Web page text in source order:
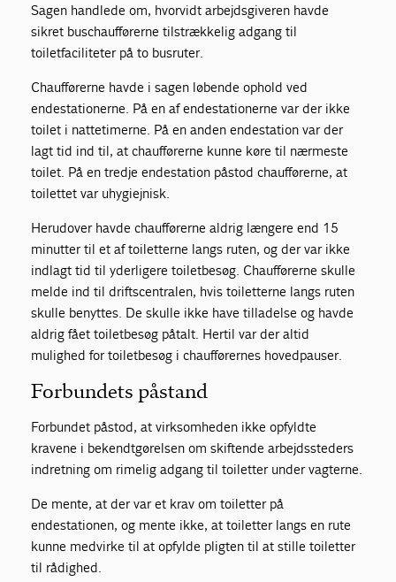
Sagen handlede om, hvorvidt arbejdsgiveren havde
sikret buschaufførerne tilstrækkelig adgang til
toiletfaciliteter på to busruter.
Chaufførerne havde i sagen løbende ophold ved
endestationerne. På en af endestationerne var der ikke
toilet i nattetimerne. På en anden endestation var der
lagt tid ind til, at chaufførerne kunne køre til nærmeste
toilet. På en tredje endestation påstod chaufførerne, at
toilettet var uhygiejnisk.
Herudover havde chaufførerne aldrig længere end 15
minutter til et af toiletterne langs ruten, og der var ikke
indlagt tid til yderligere toiletbesøg. Chaufførerne skulle
melde ind til driftscentralen, hvis toiletterne langs ruten
skulle benyttes. De skulle ikke have tilladelse og havde
aldrig fået toiletbesøg påtalt. Hertil var der altid
mulighed for toiletbesøg i chaufførernes hovedpauser.
Forbundets påstand
Forbundet påstod, at virksomheden ikke opfyldte
kravene i bekendtgørelsen om skiftende arbejdssteders
indretning om rimelig adgang til toiletter under vagterne.
De mente, at der var et krav om toiletter på
endestationen, og mente ikke, at toiletter langs en rute
kunne medvirke til at opfylde pligten til at stille toiletter
til rådighed.